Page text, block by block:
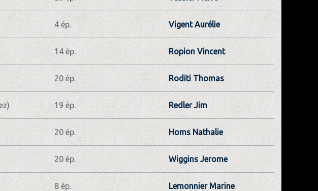
4 ép. Vigent Aurélie
14 ép. Ropion Vincent
20 ép. Roditi Thomas
19 ép. Redler Jim
20 ép. Homs Nathalie
20 ép. Wiggins Jerome
8 ép. Lemonnier Marine